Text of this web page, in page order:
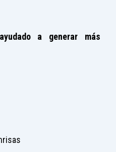
a generar más